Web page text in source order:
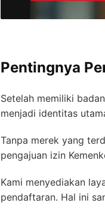
Pentingnya
Setelah memiliki
menjadi identitas
Tanpa merek yang
pengajuan izin
Kami menyediakan
pendaftaran. Hal ini